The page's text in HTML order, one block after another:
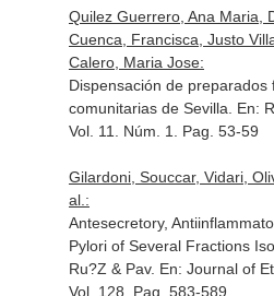
Quilez Guerrero, Ana Maria,
Cuenca, Francisca, Justo
Calero, Maria Jose:
Dispensación de
comunitarias de Sevilla. En:
Vol. 11. Núm. 1. Pag. 53-59
Gilardoni, Souccar, Vidari,
al.:
Antesecretory,
Pylori of Several Fractions
Ru?Z & Pav. En: Journal of
Vol. 128. Pag. 583-589